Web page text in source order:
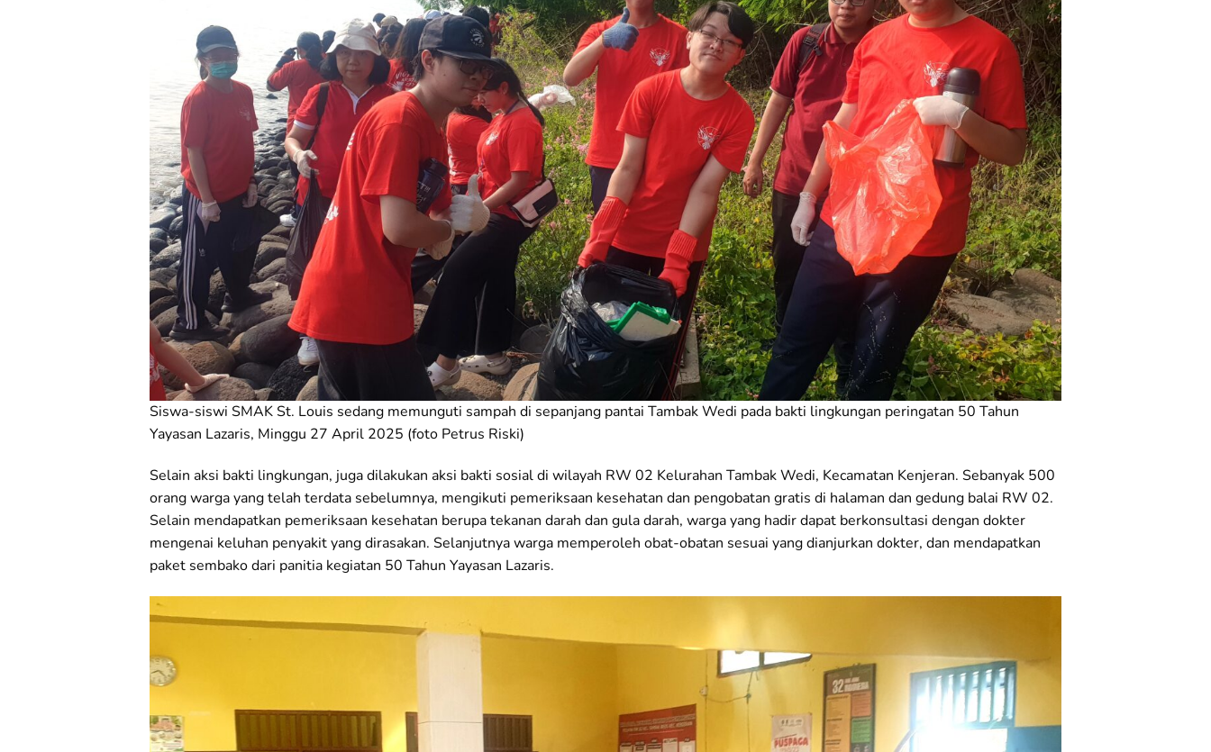
Siswa-siswi SMAK St. Louis sedang memunguti sampah di sepanjang pantai Tambak Wedi pada bakti lingkungan peringatan 50 Tahun
Yayasan Lazaris, Minggu 27 April 2025 (foto Petrus Riski)
Selain aksi bakti lingkungan, juga dilakukan aksi bakti sosial di wilayah RW 02 Kelurahan Tambak Wedi, Kecamatan Kenjeran. Sebanyak 500
orang warga yang telah terdata sebelumnya, mengikuti pemeriksaan kesehatan dan pengobatan gratis di halaman dan gedung balai RW 02.
Selain mendapatkan pemeriksaan kesehatan berupa tekanan darah dan gula darah, warga yang hadir dapat berkonsultasi dengan dokter
mengenai keluhan penyakit yang dirasakan. Selanjutnya warga memperoleh obat-obatan sesuai yang dianjurkan dokter, dan mendapatkan
paket sembako dari panitia kegiatan 50 Tahun Yayasan Lazaris.